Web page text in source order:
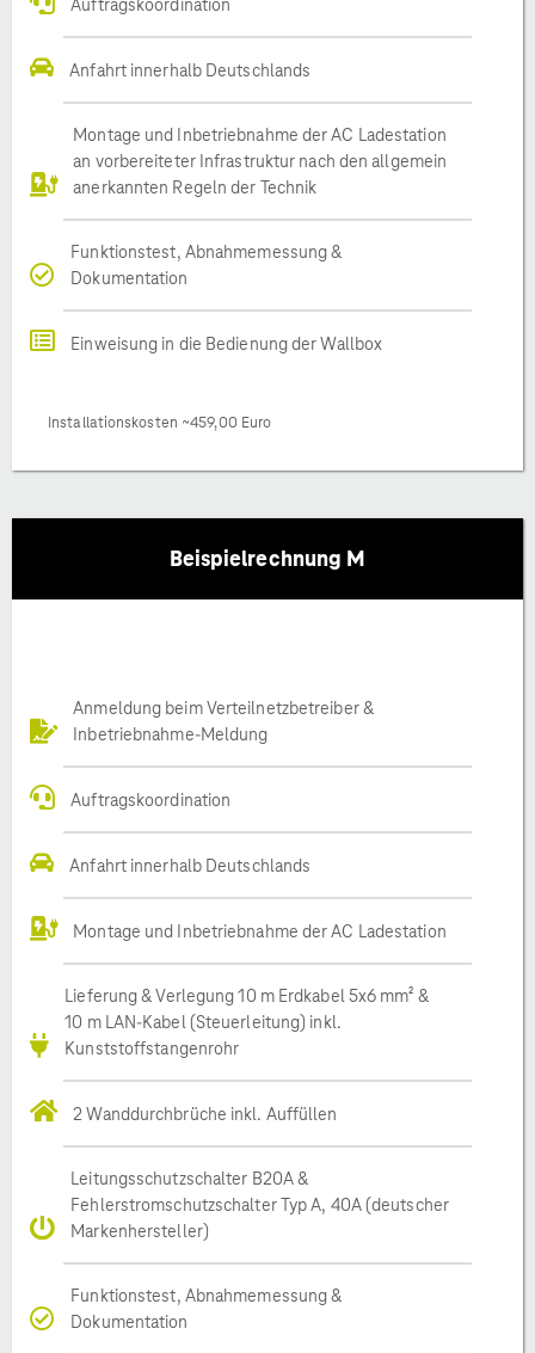
Auftragskoordination
Anfahrt innerhalb Deutschlands
Montage und Inbetriebnahme der AC Ladestation
an vorbereiteter Infrastruktur nach den allgemein
anerkannten Regeln der Technik
Funktionstest, Abnahmemessung &
Dokumentation
Einweisung in die Bedienung der Wallbox
Installationskosten ~459,00 Euro
Beispielrechnung M
Anmeldung beim Verteilnetzbetreiber &
Inbetriebnahme-Meldung
Auftragskoordination
Anfahrt innerhalb Deutschlands
Montage und Inbetriebnahme der AC Ladestation
Lieferung & Verlegung 10 m Erdkabel 5x6 mm² &
10 m LAN-Kabel (Steuerleitung) inkl.
Kunststoffstangenrohr
2 Wanddurchbrüche inkl. Auffüllen
Leitungsschutzschalter B20A &
Fehlerstromschutzschalter Typ A, 40A (deutscher
Markenhersteller)
Funktionstest, Abnahmemessung &
Dokumentation